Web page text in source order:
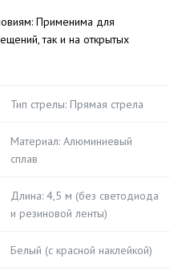
Применима для
так и на открытых
Тип стрелы: Прямая стрела
Материал: Алюминиевый
сплав
Длина: 4,5 м (без светодиода
и резиновой ленты)
Белый (с красной наклейкой)